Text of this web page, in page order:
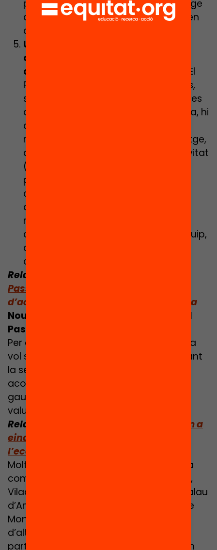
passaport com a diari d’aprenentatge
que vincula les experiències que viuen
dins i fora escola.
Un llenguatge comprensible i
compartit entre agents per parlar
d’aprenentatges i competències.
El
Passaport busca que tots els infants,
sense excepcions, visquin experiències
d’aprenentatge diverses i que, alhora, hi
aprenguin. Per garantir el
reconeixement d’aquest aprenentatge,
amb independència del tipus d’activitat
(lleure, robòtica, art, esport…), el
projecte proposa que totes les
activitats potenciïn i visibilitzin algun
dels 9 superpoders edunautes:
resolució de problemes, creativitat,
comunicació, empatia, treball en equip,
curiositat, perseverança, iniciativa i
autoregulació.
Relacionat:
Passaport Edunauta: la prescripció
d’activitats d’aprenentatge fora escola
Nou curs, nous reptes per fer créixer el
Passaport!
Per al proper curs el Passaport Edunauta
vol seguir sumant nous territoris, ampliant
la seva oferta educativa connectada i
aconseguint que més infants puguin
gaudir d’oportunitats d’aprenentatge
valuoses més enllà de l’escola.
Relacionat:
El Passaport Edunauta com a
eina municipal que connecta
l’ecosistema educatiu local
Molts nous territoris ja formen part de la
comunitat edunauta: El Vendrell, Torelló,
Viladecans, Sitges, Cassà de la Selva, Palau
d’Anglesola, Sabadell, Palafolls, Olesa de
Montserrat, Avinyó, Reus, Begur, entre
d’altres. Aquests municipis, sumats als
participants del curs anterior suposaran